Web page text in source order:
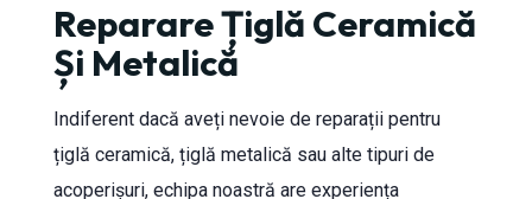
Reparare Țiglă Ceramică
Și Metalică
Indiferent dacă aveți nevoie de reparații pentru
țiglă ceramică, țiglă metalică sau alte tipuri de
acoperișuri, echipa noastră are experiența